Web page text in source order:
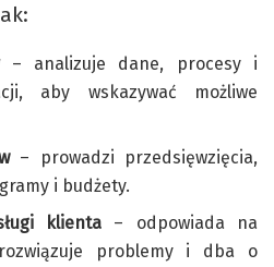
– analizuje dane, procesy i
aby wskazywać możliwe
– prowadzi przedsięwzięcia,
i budżety.
klienta – odpowiada na
problemy i dba o